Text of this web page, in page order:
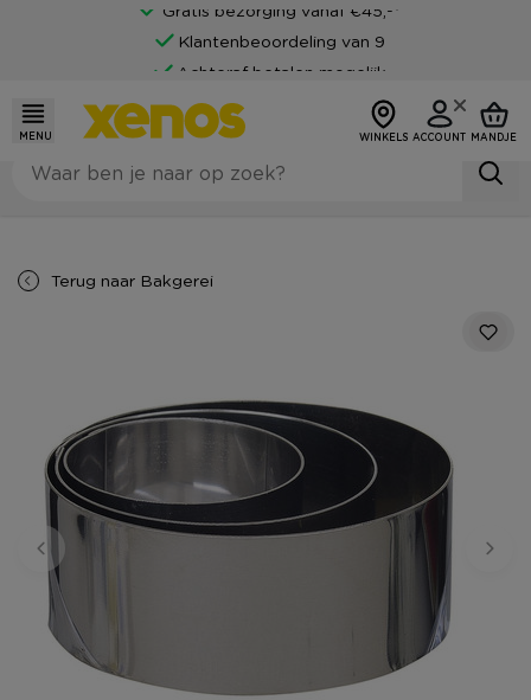
Gratis bezorging vanaf €45,-*
Klantenbeoordeling van 9
Achteraf betalen mogelijk
MENU WINKELS ACCOUNT MANDJE
Terug naar Bakgerei